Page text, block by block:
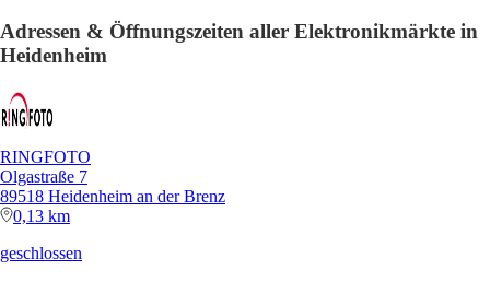
Adressen & Öffnungszeiten aller Elektronikmärkte in
Heidenheim
RINGFOTO
Olgastraße 7
89518 Heidenheim an der Brenz
0,13 km
geschlossen